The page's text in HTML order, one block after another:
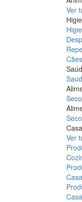
Ver
Cães
Ver
Casa